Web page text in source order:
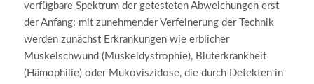
verfügbare Spektrum der getesteten Abweichungen erst
der Anfang: mit zunehmender Verfeinerung der Technik
werden zunächst Erkrankungen wie erblicher
Muskelschwund (Muskeldystrophie), Bluterkrankheit
(Hämophilie) oder Mukoviszidose, die durch Defekten in